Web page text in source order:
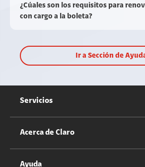
¿Cúales son los requisitos para
con cargo a la boleta?
Ir a Sección de
Servicios
Servicios Móviles
Acerca de Claro
Información Corporativa
Ayuda